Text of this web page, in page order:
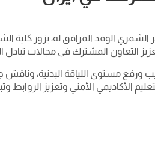
الشمري الوفد المرافق له، يزور كلية
التعاون المشترك في مجالات تبادل
ورفع مستوى اللياقة البدنية،
الأكاديمي الأمني وتعزيز